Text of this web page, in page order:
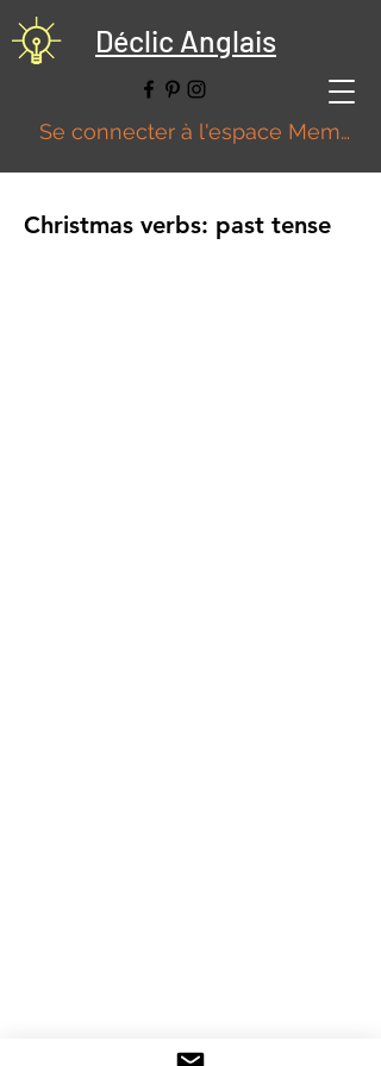
Déclic Anglais
Se connecter à l'espace Membre
Christmas verbs: past tense